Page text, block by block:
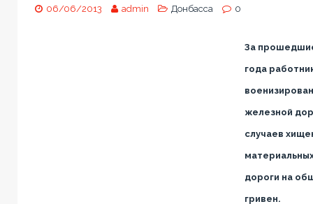
06/06/2013 admin Донбасса 0
За
года
железной
случаев
дороги на
гривен.